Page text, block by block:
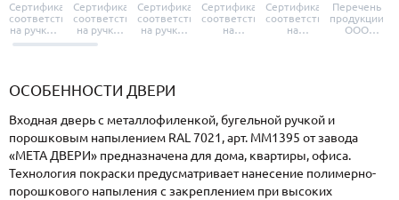
Сертификат
соответствия
на ручки и
броненакладки
Сертификат
соответствия
на ручки-
защелки
Сертификат
соответствия
на ручки-
Сертификат
соответствия
на
Сертификат
соответствия
на
Перечень
продукции
ООО
ОСОБЕННОСТИ ДВЕРИ
Входная дверь с металлофиленкой, бугельной ручкой и
порошковым напылением RAL 7021, арт. ММ1395 от завода
«МЕТА ДВЕРИ» предназначена для дома, квартиры, офиса.
Технология покраски предусматривает нанесение полимерно-
порошкового напыления с закреплением при высоких